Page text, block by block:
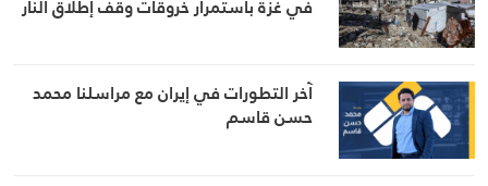
في غزة باستمرار خروقات وقف إطلاق النار
آخر التطورات في إيران مع مراسلنا محمد
حسن قاسم